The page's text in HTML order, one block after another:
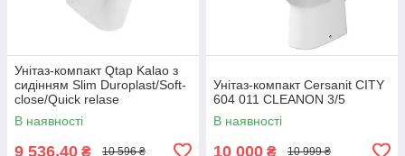
Унітаз-компакт Qtap Kalao з
сидінням Slim Duroplast/Soft-
close/Quick relase
В наявності
9 536,40 ₴ 10 596 ₴
Унітаз-компакт Cersanit CITY
604 011 CLEANON 3/5
В наявності
10 000 ₴ 10 999 ₴